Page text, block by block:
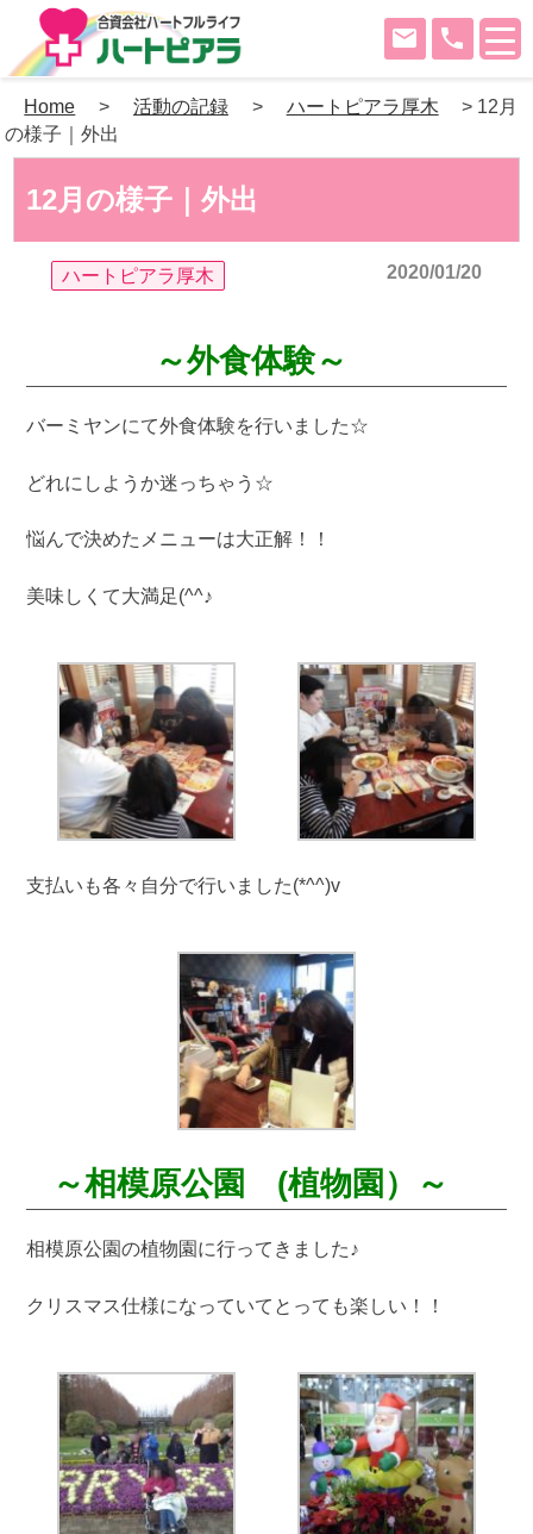
Skip
to
phone
mail
Home > 活動の記録 > ハートピアラ厚木 > 12月
の様子｜外出
12月の様子｜外出
2020/01/20
ハートピアラ厚木
～外食体験～
バーミヤンにて外食体験を行いました☆
どれにしようか迷っちゃう☆
悩んで決めたメニューは大正解！！
美味しくて大満足(^^♪
支払いも各々自分で行いました(*^^)v
～相模原公園 (植物園）～
相模原公園の植物園に行ってきました♪
クリスマス仕様になっていてとっても楽しい！！